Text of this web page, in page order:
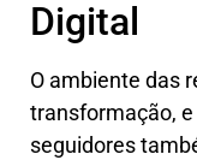
Digital
O ambiente das
transformação,
seguidores